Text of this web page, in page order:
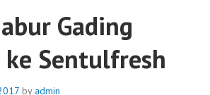
Gading
ke Sentulfresh
by admin